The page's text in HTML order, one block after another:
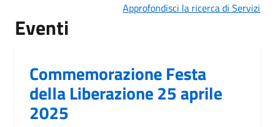
Approfondisci la ricerca di Servizi
Eventi
Commemorazione Festa
della Liberazione 25 aprile
2025